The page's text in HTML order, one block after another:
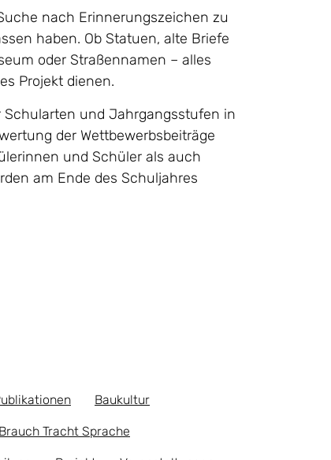
nach Erinnerungszeichen zu
haben. Ob Statuen, alte Briefe
oder Straßennamen – alles
Projekt dienen.
und Jahrgangsstufen in
der Wettbewerbsbeiträge
und Schüler als auch
am Ende des Schuljahres
Baukultur
Brauch Tracht Sprache